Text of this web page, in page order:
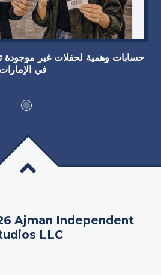
حسابات وهمية لحفلات غير
في
Ajman Independent
LLC